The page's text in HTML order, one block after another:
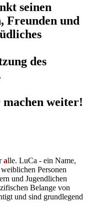
seinen
Freunden und
des
weiter!
alle. LuCa - ein Name,
Personen
und Jugendlichen
Belange von
und sind grundlegend